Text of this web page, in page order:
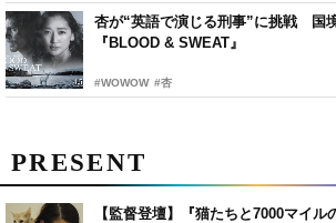
杏が“英語で演じる刑事”に挑戦 国
『BLOOD & SWEAT』
#WOWOW #杏
PRESENT
【監督登壇】『猫たちと7000マイル